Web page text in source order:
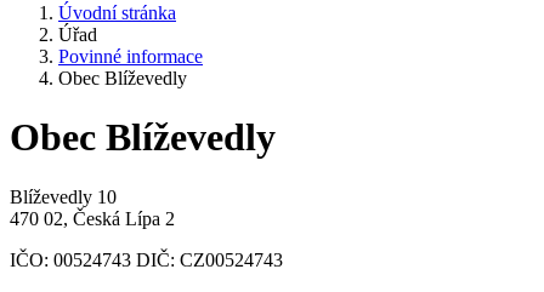
Úvodní stránka
Úřad
Povinné informace
Obec Blíževedly
Obec Blíževedly
Blíževedly 10
470 02, Česká Lípa 2
IČO: 00524743 DIČ: CZ00524743